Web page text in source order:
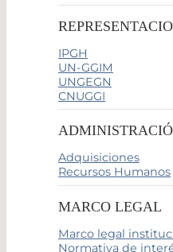
IPGH
UN-GGIM
UNGEGN
CNUGGI
Adquisiciones
Recursos Humanos
MARCO LEGAL
Marco legal
Normativa de